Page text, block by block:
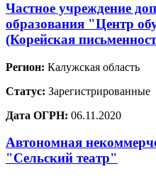
Частное учреждение
образования "Центр
(Корейская
Регион: Калужская область
Статус: Зарегистрированные
Дата ОГРН: 06.11.2020
Автономная
"Сельский театр"